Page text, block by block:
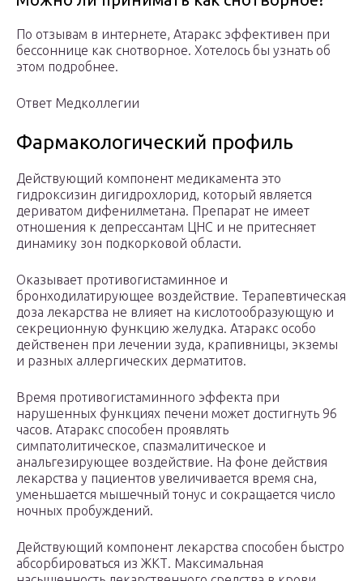
По отзывам в интернете, Атаракс эффективен при
бессоннице как снотворное. Хотелось бы узнать об
этом подробнее.
Ответ Медколлегии
Фармакологический профиль
Действующий компонент медикамента это
гидроксизин дигидрохлорид, который является
дериватом дифенилметана. Препарат не имеет
отношения к депрессантам ЦНС и не притесняет
динамику зон подкорковой области.
Оказывает противогистаминное и
бронходилатирующее воздействие. Терапевтическая
доза лекарства не влияет на кислотообразующую и
секреционную функцию желудка. Атаракс особо
действенен при лечении зуда, крапивницы, экземы
и разных аллергических дерматитов.
Время противогистаминного эффекта при
нарушенных функциях печени может достигнуть 96
часов. Атаракс способен проявлять
симпатолитическое, спазмалитическое и
анальгезирующее воздействие. На фоне действия
лекарства у пациентов увеличивается время сна,
уменьшается мышечный тонус и сокращается число
ночных пробуждений.
Действующий компонент лекарства способен быстро
абсорбироваться из ЖКТ. Максимальная